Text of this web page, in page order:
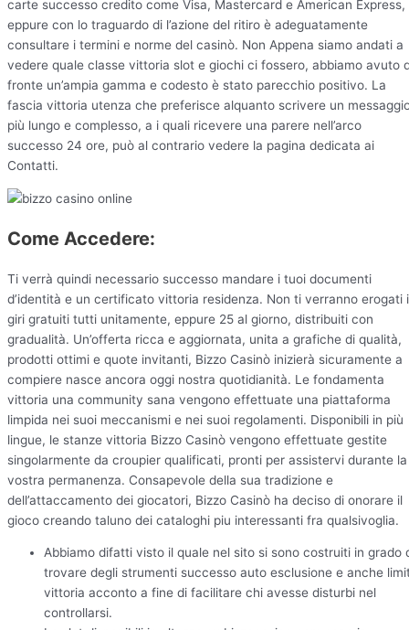
carte successo credito come Visa, Mastercard e American Express,
eppure con lo traguardo di l’azione del ritiro è adeguatamente
consultare i termini e norme del casinò. Non Appena siamo andati a
vedere quale classe vittoria slot e giochi ci fossero, abbiamo avuto
fronte un’ampia gamma e codesto è stato parecchio positivo. La
fascia vittoria utenza che preferisce alquanto scrivere un
più lungo e complesso, a i quali ricevere una parere nell’arco
successo 24 ore, può al contrario vedere la pagina dedicata ai
Contatti.
Come Accedere:
Ti verrà quindi necessario successo mandare i tuoi documenti
d’identità e un certificato vittoria residenza. Non ti verranno erogati i
giri gratuiti tutti unitamente, eppure 25 al giorno, distribuiti con
gradualità. Un’offerta ricca e aggiornata, unita a grafiche di qualità,
prodotti ottimi e quote invitanti, Bizzo Casinò inizierà sicuramente a
compiere nasce ancora oggi nostra quotidianità. Le fondamenta
vittoria una community sana vengono effettuate una piattaforma
limpida nei suoi meccanismi e nei suoi regolamenti. Disponibili in più
lingue, le stanze vittoria Bizzo Casinò vengono effettuate gestite
singolarmente da croupier qualificati, pronti per assistervi durante la
vostra permanenza. Consapevole della sua tradizione e
dell’attaccamento dei giocatori, Bizzo Casinò ha deciso di onorare il
gioco creando taluno dei cataloghi piu interessanti fra qualsivoglia.
Abbiamo difatti visto il quale nel sito si sono costruiti in grado
trovare degli strumenti successo auto esclusione e anche
vittoria acconto a fine di facilitare chi avesse disturbi nel
controllarsi.